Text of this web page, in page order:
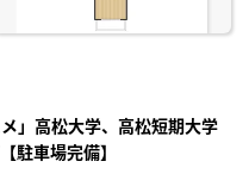
」高松大学、高松短期大学
駐車場完備】